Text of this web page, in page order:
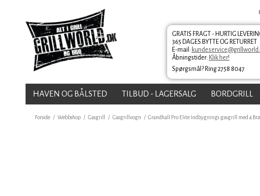
GRATIS FRAGT - HURTIG
365 DAGES BYTTE OG RETURRET
E-mail:
Åbningstider: Klik her!
Spørgsmål? Ring 2758 8047
HAVEN OG BÅLSTED TILBUD - LAGERSALG BORDGRILL
Forside / Webbshop / Gasgrill / Gasgrillvogn / Grandhall Pro Elite Indbygnings gasgrill med 4